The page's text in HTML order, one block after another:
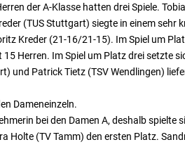
der A-Klasse hatten drei Spiele.
(TUS Stuttgart) siegte in einem
Kreder (21-16/21-15). Im Spiel um
Herren. Im Spiel um Platz drei setzte
Patrick Tietz (TSV Wendlingen)
Dameneinzeln.
bei den Damen A, deshalb spielte
Holte (TV Tamm) den ersten Platz.